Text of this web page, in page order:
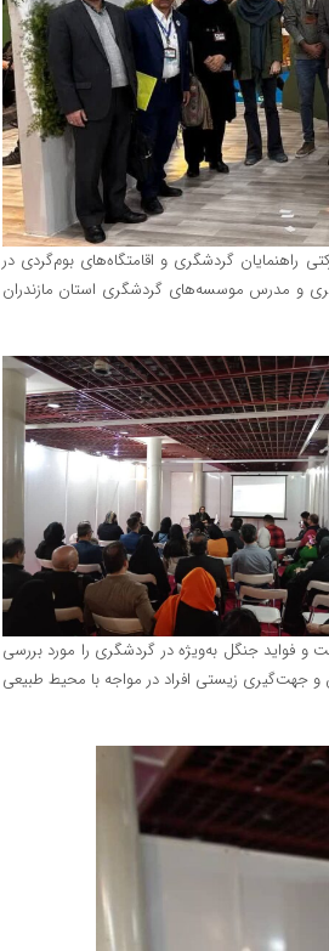
نقش مشارکتی راهنمایان گردشگری و اقامتگاه‌های بوم‌گردی در
و مدرس موسسه‌های گردشگری استان مازندران
و فواید جنگل به‌ویژه در گردشگری را مورد بررسی
و جهت‌گیری زیستی افراد در مواجه با محیط طبیعی